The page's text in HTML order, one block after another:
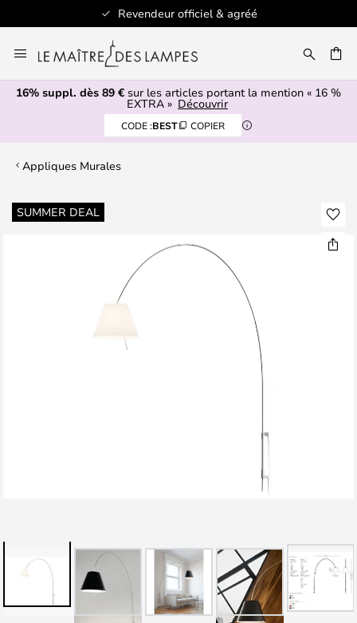
Revendeur officiel & agréé
au
contenu
16% suppl. dès 89 € sur les articles portant la mention « 16 %
EXTRA » Découvrir
CODE :BEST COPIER
Appliques Murales
SUMMER DEAL
Skip
to